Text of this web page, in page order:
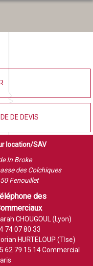
DE DEVIS
location/SAV
In Broke
des Colchiques
Fenouillet
des
CHOUGOUL (Lyon)
74 07 80 33
HURTELOUP (Tlse)
62 79 15 14Commercial